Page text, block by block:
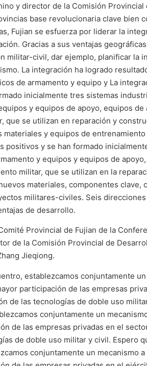
y director de la Comisión Provincial
base revolucionaria clave bien
Fujian se esfuerza por liderar la
Gracias a sus ventajas
militar-civil, dar ejemplo, planificar la
La integración ha logrado
de armamento y equipo y La
inicialmente tres sistemas
y equipos de apoyo, equipos
que se utilizan en reparación y
y equipos de entrenamiento
positivos y se han formado
y equipos y equipos de
militar, que se utilizan en la
materiales, componentes clave,
militares-civiles. Seis
de desarrollo.
Provincial de Fujian de la
de la Comisión Provincial de
Jieqiong.
establezcamos conjuntamente
participación de las empresas
de las tecnologías de doble uso
conjuntamente un
de las empresas privadas en el
de doble uso militar y civil. Espero
conjuntamente un mecanismo